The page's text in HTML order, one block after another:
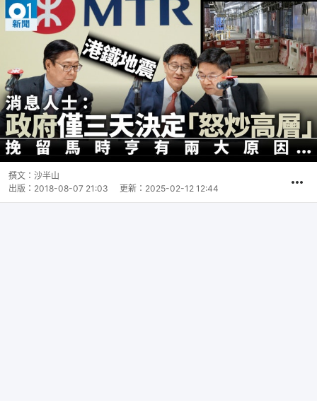
撰文： 沙半山
出版： 2018-08-07 21:03 更新： 2025-02-12 12:44